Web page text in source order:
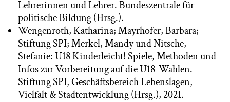
Lehrerinnen und Lehrer. Bundeszentrale für
politische Bildung (Hrsg.).
Wengenroth, Katharina; Mayrhofer, Barbara;
Stiftung SPI; Merkel, Mandy und Nitsche,
Stefanie: U18 Kinderleicht! Spiele, Methoden und
Infos zur Vorbereitung auf die U18-Wahlen.
Stiftung SPI, Geschäftsbereich Lebenslagen,
Vielfalt & Stadtentwicklung (Hrsg.), 2021.